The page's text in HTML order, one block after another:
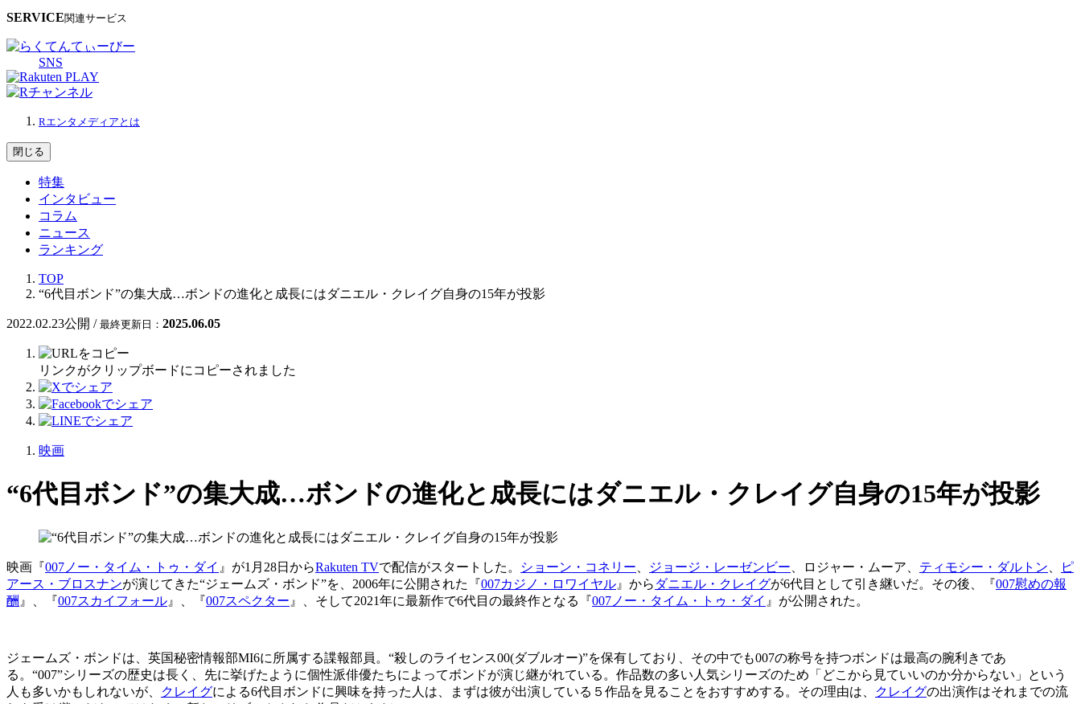
SERVICE関連サービス
SNS
Rエンタメディアとは
閉じる
特集
インタビュー
コラム
ニュース
ランキング
TOP
“6代目ボンド”の集大成…ボンドの進化と成長にはダニエル・クレイグ自身の15年が投影
2022.02.23公開 / 最終更新日： 2025.06.05
リンクがクリップボードにコピーされました
映画
“6代目ボンド”の集大成…ボンドの進化と成長にはダニエル・クレイグ自身の15年が投影
映画『007 ノー・タイム・トゥ・ダイ 』が1 月 28日からRakuten TVで配信がスタートした。 ショーン・コネリー ジョージ・レーゼンビー 、ロジャー・ムーア、 ティモシー・ダルトン
ピ
アース・ブロスナンが演じてきた“ジェームズ・ボンド”を、 2006年に公開された『007カジノ・ロワイヤル 』から ダニエル・クレイグが6代目として引き継いだ。その後、『007慰めの報
酬 』、『007スカイフォール 』、『007スペクター 』、そして2021年に最新作で6代目の最終作となる『007 ノー・タイム・トゥ・ダイ 』が公開された。
ジェームズ・ボンドは、英国秘密情報部MI6に所属する諜報部員。“殺しのライセンス00(ダブルオー)”を保有しており、その中でも007の称号を持つボンドは最高の腕利きであ
る。“007”シリーズの歴史は長く、先に挙げたように個性派俳優たちによってボンドが演じ継がれている。作品数の多い人気シリーズのため「どこから見ていいのか分からない」という
人も多いかもしれないが、
クレイグによる6代目ボンドに興味を持った人は、まずは彼が出演している５作品を見ることをおすすめする。その理由は、 クレイグの出演作はそれまでの流